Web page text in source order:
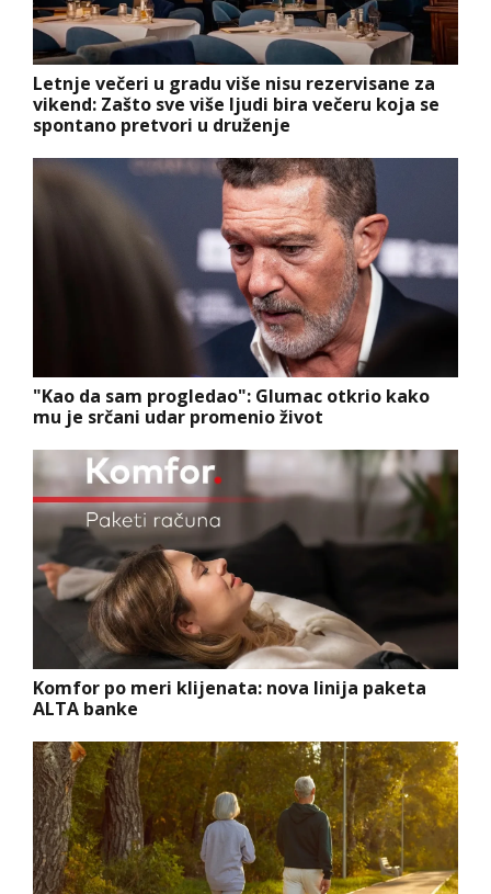
Letnje večeri u gradu više nisu rezervisane za
vikend: Zašto sve više ljudi bira večeru koja se
spontano pretvori u druženje
"Kao da sam progledao": Glumac otkrio kako
mu je srčani udar promenio život
Komfor po meri klijenata: nova linija paketa
ALTA banke